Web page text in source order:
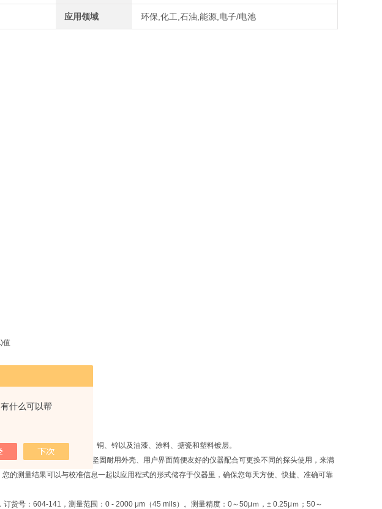
什么可以帮
应用领域 环保,化工,石油,能源,电子/电池
值
规范
属镀层的厚度，例如：铬、铜、锌以及油漆、涂料、搪瓷和塑料镀层。
器的测量技术。此款用料坚固耐用外壳、用户界面简便友好的仪器配合可更换不同的探头使用，来满
的测量结果可以与校准信息一起以应用程式的形式储存于仪器里，确保您每天方便、快捷、准确可靠
货号：604-141，测量范围：0 - 2000 μm（45 mils）。测量精度：0～50μｍ，± 0.25μｍ；50～